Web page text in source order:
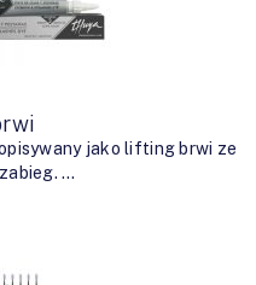
jako lifting brwi ze
…